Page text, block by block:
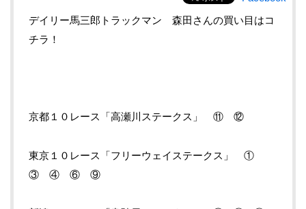
デイリー馬三郎トラックマン 森田 さんの買い目はコ
チラ！
京都１０レース「高瀬川ステークス」 ⑪ ⑫
東京１０レース「フリーウェイステークス」 ①
③ ④ ⑥ ⑨